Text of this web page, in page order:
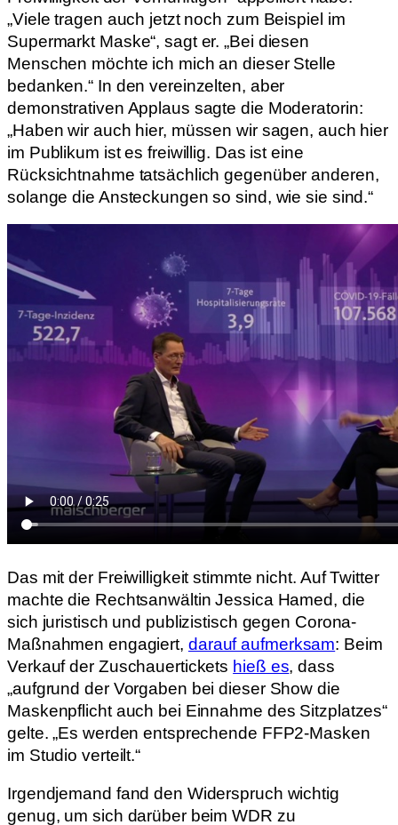
„Viele tragen auch jetzt noch zum Beispiel im
Supermarkt Maske“, sagt er. „Bei diesen
Menschen möchte ich mich an dieser Stelle
bedanken.“ In den vereinzelten, aber
demonstrativen Applaus sagte die Moderatorin:
„Haben wir auch hier, müssen wir sagen, auch hier
im Publikum ist es freiwillig. Das ist eine
Rücksichtnahme tatsächlich gegenüber anderen,
solange die Ansteckungen so sind, wie sie sind.“
Das mit der Freiwilligkeit stimmte nicht. Auf Twitter
machte die Rechtsanwältin Jessica Hamed, die
sich juristisch und publizistisch gegen Corona-
Maßnahmen engagiert, darauf aufmerksam: Beim
Verkauf der Zuschauertickets hieß es, dass
„aufgrund der Vorgaben bei dieser Show die
Maskenpflicht auch bei Einnahme des Sitzplatzes“
gelte. „Es werden entsprechende FFP2-Masken
im Studio verteilt.“
Irgendjemand fand den Widerspruch wichtig
genug, um sich darüber beim WDR zu